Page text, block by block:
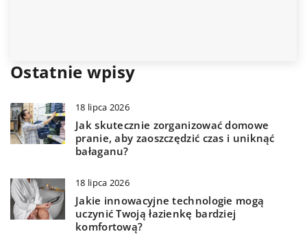
Ostatnie wpisy
18 lipca 2026
Jak skutecznie zorganizować domowe
pranie, aby zaoszczędzić czas i uniknąć
bałaganu?
18 lipca 2026
Jakie innowacyjne technologie mogą
uczynić Twoją łazienkę bardziej
komfortową?